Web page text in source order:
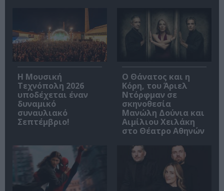
Η Μουσική
Τεχνόπολη 2026
υποδέχεται έναν
δυναμικό
συναυλιακό
Σεπτέμβριο!
Ο Θάνατος και η
Κόρη, του Άριελ
Ντόρφμαν σε
σκηνοθεσία
Μανώλη Δούνια και
Αιμίλιου Χειλάκη
στο Θέατρο Αθηνών